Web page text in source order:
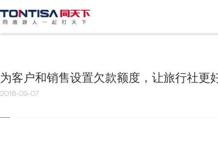
为客户和销售设置欠款额度，让旅行社更
2018-09-07